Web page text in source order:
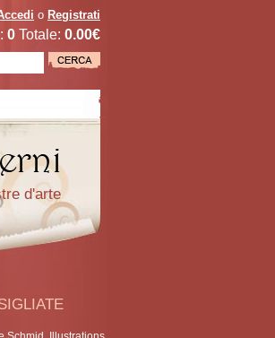
o Registrati
0 Totale: 0.00€
d'arte